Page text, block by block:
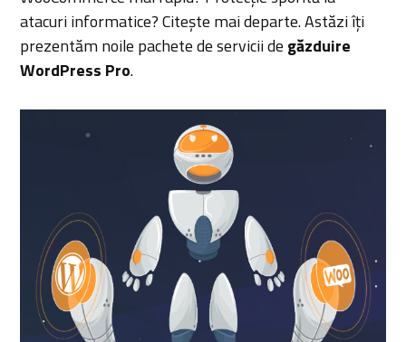
atacuri informatice? Citește mai departe. Astăzi îți
prezentăm noile pachete de servicii de găzduire
WordPress Pro.